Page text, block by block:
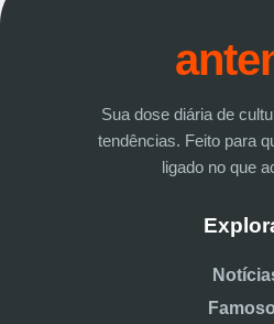
Sua dose diária de
tendências. Feito para
ligado no que